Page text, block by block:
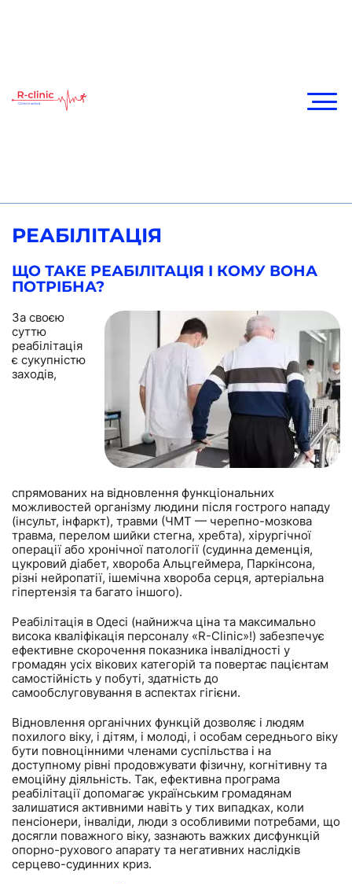
РЕАБІЛІТАЦІЯ
ЩО ТАКЕ РЕАБІЛІТАЦІЯ І КОМУ ВОНА
ПОТРІБНА?
За своєю
суттю
реабілітація
є сукупністю
заходів,
спрямованих на відновлення функціональних
можливостей організму людини після гострого нападу
(інсульт, інфаркт), травми (ЧМТ — черепно-мозкова
травма, перелом шийки стегна, хребта), хірургічної
операції або хронічної патології (судинна деменція,
цукровий діабет, хвороба Альцгеймера, Паркінсона,
різні нейропатії, ішемічна хвороба серця, артеріальна
гіпертензія та багато іншого).
Реабілітація в Одесі (найнижча ціна та максимально
висока кваліфікація персоналу «R-Clinic»!) забезпечує
ефективне скорочення показника інвалідності у
громадян усіх вікових категорій та повертає пацієнтам
самостійність у побуті, здатність до
самообслуговування в аспектах гігієни.
Відновлення органічних функцій дозволяє і людям
похилого віку, і дітям, і молоді, і особам середнього віку
бути повноцінними членами суспільства і на
доступному рівні продовжувати фізичну, когнітивну та
емоційну діяльність. Так, ефективна програма
реабілітації допомагає українським громадянам
залишатися активними навіть у тих випадках, коли
пенсіонери, інваліди, люди з особливими потребами, що
досягли поважного віку, зазнають важких дисфункцій
опорно-рухового апарату та негативних наслідків
серцево-судинних криз.